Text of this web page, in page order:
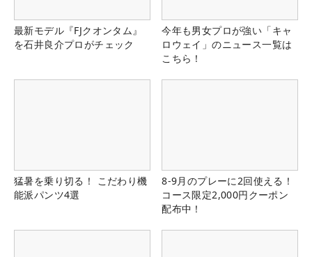
最新モデル『FJクオンタム』
を石井良介プロがチェック
今年も男女プロが強い「キャ
ロウェイ」のニュース一覧は
こちら！
猛暑を乗り切る！ こだわり機
能派パンツ4選
8-9月のプレーに2回使える！
コース限定2,000円クーポン
配布中！